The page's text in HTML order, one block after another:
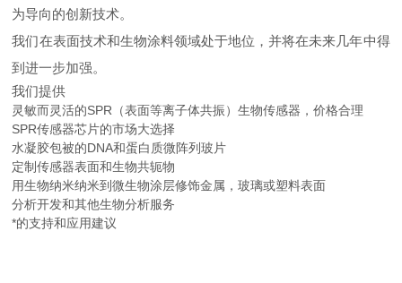
为导向的创新技术。
我们在表面技术和生物涂料领域处于地位，并将在未来几年中得
到进一步加强。
我们提供
灵敏而灵活的SPR（表面等离子体共振）生物传感器，价格合理
SPR传感器芯片的市场大选择
水凝胶包被的DNA和蛋白质微阵列玻片
定制传感器表面和生物共轭物
用生物纳米纳米到微生物涂层修饰金属，玻璃或塑料表面
分析开发和其他生物分析服务
*的支持和应用建议